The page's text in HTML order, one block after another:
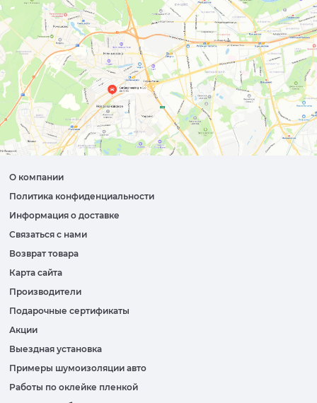
О компании
Политика конфиденциальности
Информация о доставке
Связаться с нами
Возврат товара
Карта сайта
Производители
Подарочные сертификаты
Акции
Выездная установка
Примеры шумоизоляции авто
Работы по оклейке пленкой